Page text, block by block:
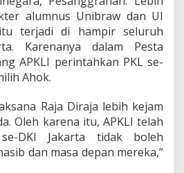
alumnus Unibraw dan UI
terjadi di hampir seluruh
Karenanya dalam Pesta
APKLI perintahkan PKL se-
Ahok.
Raja Diraja lebih kejam
Oleh karena itu, APKLI telah
DKI Jakarta tidak boleh
dan masa depan mereka,”